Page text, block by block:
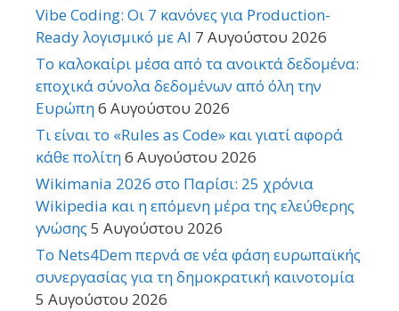
Vibe Coding: Οι 7 κανόνες για Production-
Ready λογισμικό με AI 7 Αυγούστου 2026
Το καλοκαίρι μέσα από τα ανοικτά δεδομένα:
εποχικά σύνολα δεδομένων από όλη την
Ευρώπη6 Αυγούστου 2026
Τι είναι το «Rules as Code» και γιατί αφορά
κάθε πολίτη6 Αυγούστου 2026
Wikimania 2026 στο Παρίσι: 25 χρόνια
Wikipedia και η επόμενη μέρα της ελεύθερης
γνώσης 5 Αυγούστου 2026
Το Nets4Dem περνά σε νέα φάση ευρωπαϊκής
συνεργασίας για τη δημοκρατική καινοτομία
5 Αυγούστου 2026